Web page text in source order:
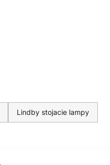
Lindby stojacie lampy